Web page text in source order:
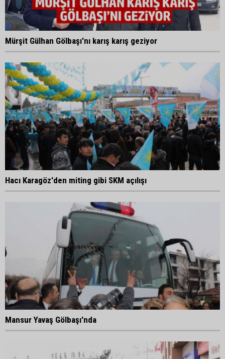
Mürşit Gülhan Gölbaşı'nı karış karış geziyor
Hacı Karagöz'den miting gibi SKM açılışı
Mansur Yavaş Gölbaşı'nda